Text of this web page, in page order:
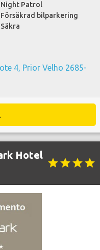
Night Patrol
Försäkrad bilparkering
Säkra
4, Prior Velho 2685-
Hotel
starstarstarstar